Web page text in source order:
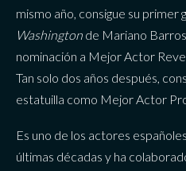
mismo año, consigue su primer
Washington de Mariano
nominación a Mejor Actor
Tan solo dos años después,
estatuilla como Mejor Actor
Es uno de los actores
últimas décadas y ha